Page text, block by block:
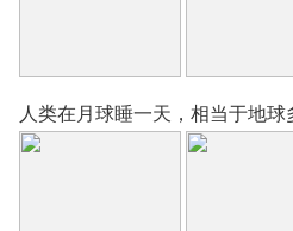
人类在月球睡一天，相当于地球